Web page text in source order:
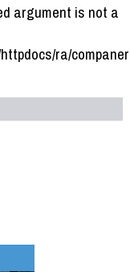
argument is not a
ra/